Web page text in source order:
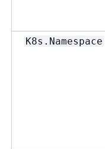
K8s.Namespace